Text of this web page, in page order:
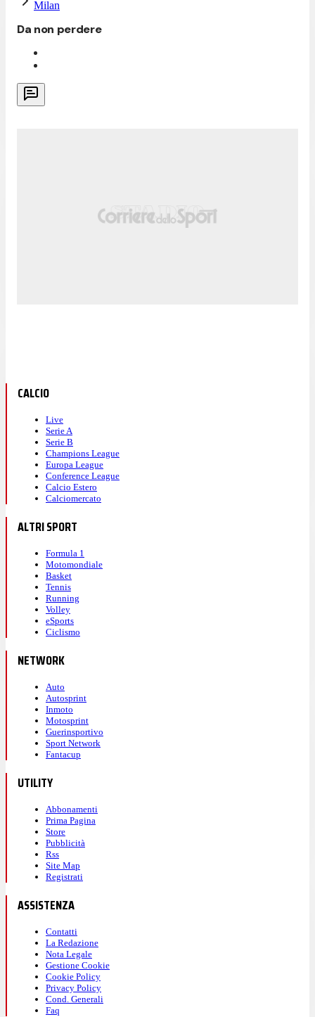
Milan
Da non perdere
CALCIO
Live
Serie A
Serie B
Champions League
Europa League
Conference League
Calcio Estero
Calciomercato
ALTRI SPORT
Formula 1
Motomondiale
Basket
Tennis
Running
Volley
eSports
Ciclismo
NETWORK
Auto
Autosprint
Inmoto
Motosprint
Guerinsportivo
Sport Network
Fantacup
UTILITY
Abbonamenti
Prima Pagina
Store
Pubblicità
Rss
Site Map
Registrati
ASSISTENZA
Contatti
La Redazione
Nota Legale
Gestione Cookie
Cookie Policy
Privacy Policy
Cond. Generali
Faq